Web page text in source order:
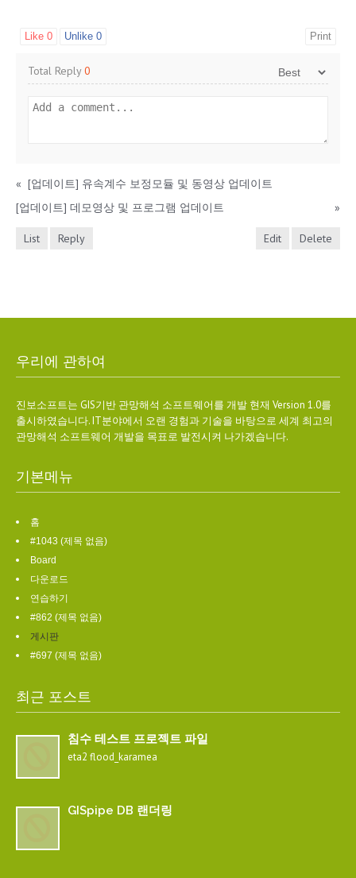
Like 0 Unlike 0 Print
Total Reply0
« [업데이트] 유속계수 보정모듈 및 동영상 업데이트
[업데이트] 데모영상 및 프로그램 업데이트
»
List Reply Edit Delete
우리에 관하여
진보소프트는 GIS기반 관망해석 소프트웨어를 개발 현재 Version 1.0를
출시하였습니다. IT분야에서 오랜 경험과 기술을 바탕으로 세계 최고의
관망해석 소프트웨어 개발을 목표로 발전시켜 나가겠습니다.
기본메뉴
홈
#1043 (제목 없음)
Board
다운로드
연습하기
#862 (제목 없음)
게시판
#697 (제목 없음)
최근 포스트
침수 테스트 프로젝트 파일
eta2 flood_karamea
GISpipe DB 랜더링